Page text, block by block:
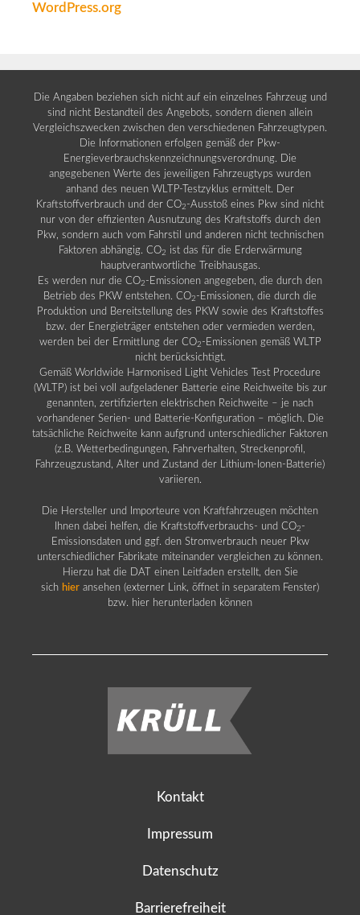
WordPress.org
Die Angaben beziehen sich nicht auf ein einzelnes Fahrzeug und
sind nicht Bestandteil des Angebots, sondern dienen allein
Vergleichszwecken zwischen den verschiedenen Fahrzeugtypen.
Die Informationen erfolgen gemäß der Pkw-
Energieverbrauchskennzeichnungsverordnung. Die
angegebenen Werte des jeweiligen Fahrzeugtyps wurden
anhand des neuen WLTP-Testzyklus ermittelt. Der
Kraftstoffverbrauch und der CO2 -Ausstoß eines Pkw sind nicht
nur von der effizienten Ausnutzung des Kraftstoffs durch den
Pkw, sondern auch vom Fahrstil und anderen nicht technischen
Faktoren abhängig. CO2 ist das für die Erderwärmung
hauptverantwortliche Treibhausgas.
Es werden nur die CO2 -Emissionen angegeben, die durch den
Betrieb des PKW entstehen. CO2 -Emissionen, die durch die
Produktion und Bereitstellung des PKW sowie des Kraftstoffes
bzw. der Energieträger entstehen oder vermieden werden,
werden bei der Ermittlung der CO2 -Emissionen gemäß WLTP
nicht berücksichtigt.
Gemäß Worldwide Harmonised Light Vehicles Test Procedure
(WLTP) ist bei voll aufgeladener Batterie eine Reichweite bis zur
genannten, zertifizierten elektrischen Reichweite – je nach
vorhandener Serien- und Batterie-Konfiguration – möglich. Die
tatsächliche Reichweite kann aufgrund unterschiedlicher Faktoren
(z.B. Wetterbedingungen, Fahrverhalten, Streckenprofil,
Fahrzeugzustand, Alter und Zustand der Lithium-Ionen-Batterie)
variieren.
Die Hersteller und Importeure von Kraftfahrzeugen möchten
Ihnen dabei helfen, die Kraftstoffverbrauchs- und CO2 -
Emissionsdaten und ggf. den Stromverbrauch neuer Pkw
unterschiedlicher Fabrikate miteinander vergleichen zu können.
Hierzu hat die DAT einen Leitfaden erstellt, den Sie
sich hier ansehen (externer Link, öffnet in separatem Fenster)
bzw. hier herunterladen können
Kontakt
Impressum
Datenschutz
Barrierefreiheit